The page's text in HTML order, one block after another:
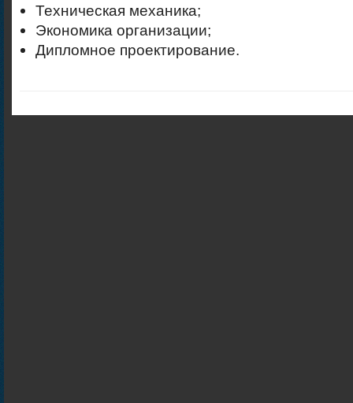
Техническая механика;
Экономика организации;
Дипломное проектирование.